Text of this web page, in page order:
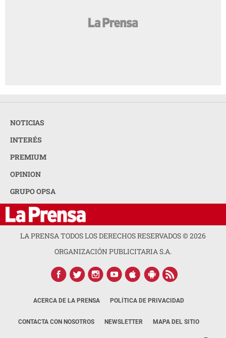
NOTICIAS
INTERÉS
PREMIUM
OPINION
GRUPO OPSA
LA PRENSA TODOS LOS DERECHOS RESERVADOS ©2026
ORGANIZACIÓN PUBLICITARIA S.A.
ACERCA DE LA PRENSA POLÍTICA DE PRIVACIDAD
CONTACTA CON NOSOTROS NEWSLETTER MAPA DEL SITIO